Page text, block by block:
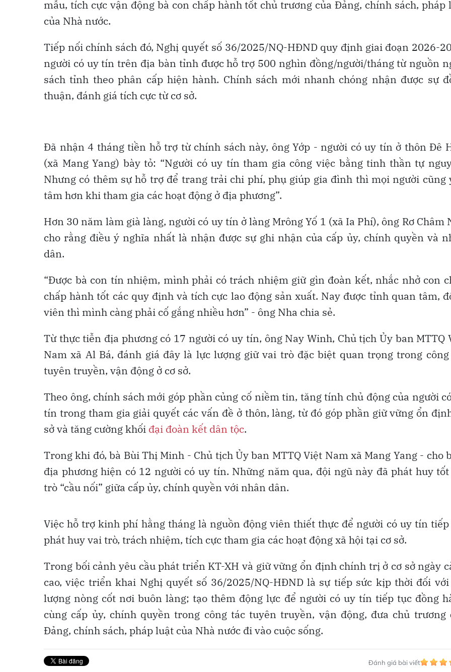
mẫu, tích cực vận động bà con chấp hành tốt chủ trương của Đảng, chính sách, pháp
của Nhà nước.
Tiếp nối chính sách đó, Nghị quyết số 36/2025/NQ-HĐND quy định giai đoạn 2026-
người có uy tín trên địa bàn tỉnh được hỗ trợ 500 nghìn đồng/người/tháng từ nguồn
sách tỉnh theo phân cấp hiện hành. Chính sách mới nhanh chóng nhận được sự
thuận, đánh giá tích cực từ cơ sở.
Đã nhận 4 tháng tiền hỗ trợ từ chính sách này, ông Yớp - người có uy tín ở thôn Đê
(xã Mang Yang) bày tỏ: “Người có uy tín tham gia công việc bằng tinh thần tự
Nhưng có thêm sự hỗ trợ để trang trải chi phí, phụ giúp gia đình thì mọi người cũng
tâm hơn khi tham gia các hoạt động ở địa phương”.
Hơn 30 năm làm già làng, người có uy tín ở làng Mrông Yố 1 (xã Ia Phí), ông Rơ Châm
cho rằng điều ý nghĩa nhất là nhận được sự ghi nhận của cấp ủy, chính quyền và
dân.
“Được bà con tín nhiệm, mình phải có trách nhiệm giữ gìn đoàn kết, nhắc nhở con
chấp hành tốt các quy định và tích cực lao động sản xuất. Nay được tỉnh quan tâm,
viên thì mình càng phải cố gắng nhiều hơn” - ông Nha chia sẻ.
Từ thực tiễn địa phương có 17 người có uy tín, ông Nay Winh, Chủ tịch Ủy ban MTTQ
Nam xã Al Bá, đánh giá đây là lực lượng giữ vai trò đặc biệt quan trọng trong
tuyên truyền, vận động ở cơ sở.
Theo ông, chính sách mới góp phần củng cố niềm tin, tăng tính chủ động của người
tín trong tham gia giải quyết các vấn đề ở thôn, làng, từ đó góp phần giữ vững ổn
sở và tăng cường khối đại đoàn kết dân tộc.
Trong khi đó, bà Bùi Thị Minh - Chủ tịch Ủy ban MTTQ Việt Nam xã Mang Yang - cho
địa phương hiện có 12 người có uy tín. Những năm qua, đội ngũ này đã phát huy
trò “cầu nối” giữa cấp ủy, chính quyền với nhân dân.
Việc hỗ trợ kinh phí hằng tháng là nguồn động viên thiết thực để người có uy tín
phát huy vai trò, trách nhiệm, tích cực tham gia các hoạt động xã hội tại cơ sở.
Trong bối cảnh yêu cầu phát triển KT-XH và giữ vững ổn định chính trị ở cơ sở ngày
cao, việc triển khai Nghị quyết số 36/2025/NQ-HĐND là sự tiếp sức kịp thời đối
lượng nòng cốt nơi buôn làng; tạo thêm động lực để người có uy tín tiếp tục đồng
cùng cấp ủy, chính quyền trong công tác tuyên truyền, vận động, đưa chủ trương
Đảng, chính sách, pháp luật của Nhà nước đi vào cuộc sống.
Đánh giá bài viết